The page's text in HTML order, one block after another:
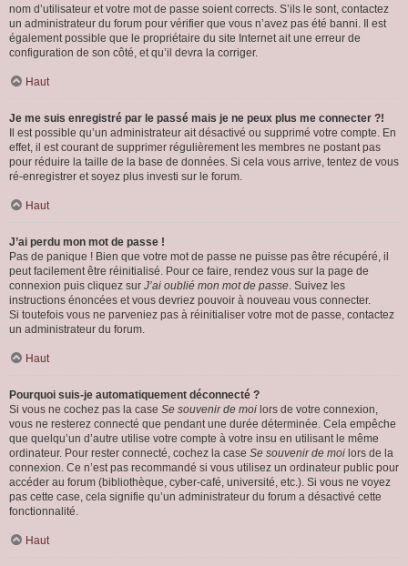
nom d’utilisateur et votre mot de passe soient corrects. S’ils le sont, contactez
un administrateur du forum pour vérifier que vous n’avez pas été banni. Il est
également possible que le propriétaire du site Internet ait une erreur de
configuration de son côté, et qu’il devra la corriger.
Haut
Je me suis enregistré par le passé mais je ne peux plus me connecter ?!
Il est possible qu’un administrateur ait désactivé ou supprimé votre compte. En
effet, il est courant de supprimer régulièrement les membres ne postant pas
pour réduire la taille de la base de données. Si cela vous arrive, tentez de vous
ré-enregistrer et soyez plus investi sur le forum.
Haut
J’ai perdu mon mot de passe !
Pas de panique ! Bien que votre mot de passe ne puisse pas être récupéré, il
peut facilement être réinitialisé. Pour ce faire, rendez vous sur la page de
connexion puis cliquez sur J’ai oublié mon mot de passe. Suivez les
instructions énoncées et vous devriez pouvoir à nouveau vous connecter.
Si toutefois vous ne parveniez pas à réinitialiser votre mot de passe, contactez
un administrateur du forum.
Haut
Pourquoi suis-je automatiquement déconnecté ?
Si vous ne cochez pas la case Se souvenir de moi lors de votre connexion,
vous ne resterez connecté que pendant une durée déterminée. Cela empêche
que quelqu’un d’autre utilise votre compte à votre insu en utilisant le même
ordinateur. Pour rester connecté, cochez la case Se souvenir de moi lors de la
connexion. Ce n’est pas recommandé si vous utilisez un ordinateur public pour
accéder au forum (bibliothèque, cyber-café, université, etc.). Si vous ne voyez
pas cette case, cela signifie qu’un administrateur du forum a désactivé cette
fonctionnalité.
Haut